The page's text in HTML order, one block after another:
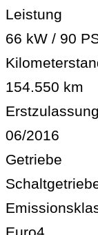
Leistung
66 kW / 90
154.550 km
Erstzulassung
06/2016
Getriebe